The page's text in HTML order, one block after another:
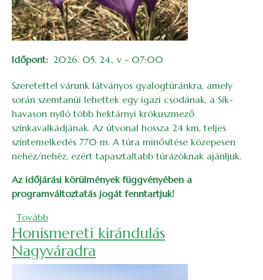
Időpont 2026. 05. 24., v - 07:00
Szeretettel várunk látványos gyalogtúránkra, amely
során szemtanúi lehettek egy igazi csodának, a Sík-
havason nyíló több hektárnyi krókuszmező
színkavalkádjának. Az útvonal hossza 24 km, teljes
szintemelkedés 770 m. A túra minősítése közepesen
nehéz/nehéz, ezért tapasztaltabb túrázóknak ajánljuk.
Az időjárási körülmények függvényében a
programváltoztatás jogát fenntartjuk!
Tovább(Krókuszok kavalkádja a Sík-havason – 2026)
Honismereti kirándulás
Nagyváradra